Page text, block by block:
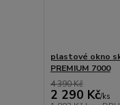
plastové okno
PREMIUM 7000
4 390 Kč
2 290 Kč/ks